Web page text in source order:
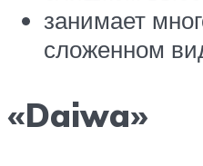
занимает
сложенном
«Daiwa»